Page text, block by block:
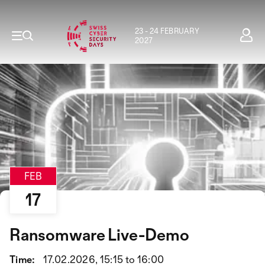
23 - 24 FEBRUARY
2027
FEB
17
Ransomware Live-Demo
Time:
17.02.2026, 15:15 to 16:00